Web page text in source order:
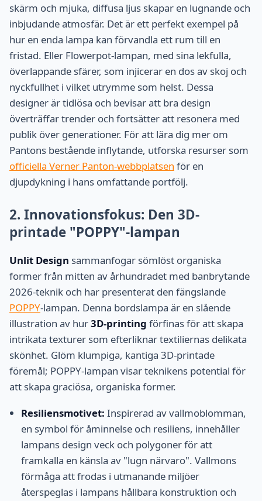
skärm och mjuka, diffusa ljus skapar en lugnande och
inbjudande atmosfär. Det är ett perfekt exempel på
hur en enda lampa kan förvandla ett rum till en
fristad. Eller Flowerpot-lampan, med sina lekfulla,
överlappande sfärer, som injicerar en dos av skoj och
nyckfullhet i vilket utrymme som helst. Dessa
designer är tidlösa och bevisar att bra design
överträffar trender och fortsätter att resonera med
publik över generationer. För att lära dig mer om
Pantons bestående inflytande, utforska resurser som
officiella Verner Panton-webbplatsen för en
djupdykning i hans omfattande portfölj.
2. Innovationsfokus: Den 3D-
printade "POPPY"-lampan
Unlit Design sammanfogar sömlöst organiska
former från mitten av århundradet med banbrytande
2026-teknik och har presenterat den fängslande
POPPY-lampan. Denna bordslampa är en slående
illustration av hur3D-printing förfinas för att skapa
intrikata texturer som efterliknar textiliernas delikata
skönhet. Glöm klumpiga, kantiga 3D-printade
föremål; POPPY-lampan visar teknikens potential för
att skapa graciösa, organiska former.
Resiliensmotivet: Inspirerad av vallmoblomman,
en symbol för åminnelse och resiliens, innehåller
lampans design veck och polygoner för att
framkalla en känsla av "lugn närvaro". Vallmons
förmåga att frodas i utmanande miljöer
återspeglas i lampans hållbara konstruktion och